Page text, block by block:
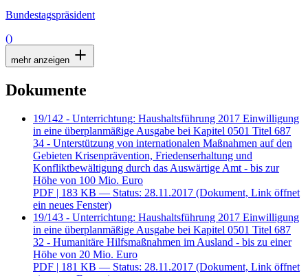
Bundestagspräsident
()
mehr anzeigen
Dokumente
19/142 - Unterrichtung: Haushaltsführung 2017 Einwilligung
in eine überplanmäßige Ausgabe bei Kapitel 0501 Titel 687
34 - Unterstützung von internationalen Maßnahmen auf den
Gebieten Krisenprävention, Friedenserhaltung und
Konfliktbewältigung durch das Auswärtige Amt - bis zur
Höhe von 100 Mio. Euro
PDF | 183 KB — Status: 28.11.2017 (Dokument, Link öffnet
ein neues Fenster)
19/143 - Unterrichtung: Haushaltsführung 2017 Einwilligung
in eine überplanmäßige Ausgabe bei Kapitel 0501 Titel 687
32 - Humanitäre Hilfsmaßnahmen im Ausland - bis zu einer
Höhe von 20 Mio. Euro
PDF | 181 KB — Status: 28.11.2017 (Dokument, Link öffnet